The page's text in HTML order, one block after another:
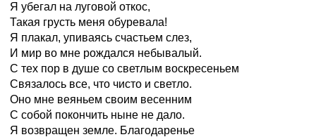
Я убегал на луговой откос,
Такая грусть меня обуревала!
Я плакал, упиваясь счастьем слез,
И мир во мне рождался небывалый.
С тех пор в душе со светлым воскресеньем
Связалось все, что чисто и светло.
Оно мне веяньем своим весенним
С собой покончить ныне не дало.
Я возвращен земле. Благодаренье